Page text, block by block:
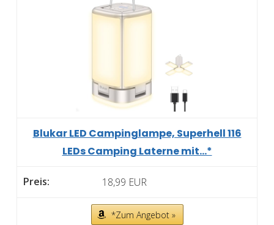
Blukar LED Campinglampe, Superhell 116
LEDs Camping Laterne mit...*
18,99 EUR
*Zum Angebot »